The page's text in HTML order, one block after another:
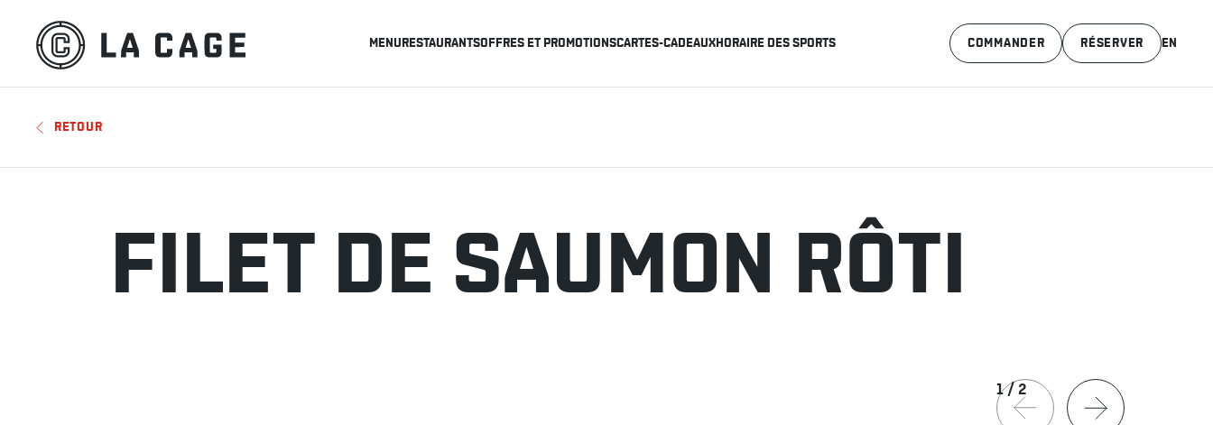
MENURESTAURANTSOFFRES ET PROMOTIONSCARTES-CADEAUXHORAIRE DES SPORTS RÉSERVER
COMMANDER EN
RETOUR
FILET DE SAUMON RÔTI
1/2